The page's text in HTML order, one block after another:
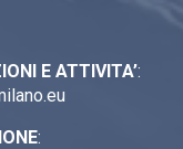
E ATTIVITA’:
: